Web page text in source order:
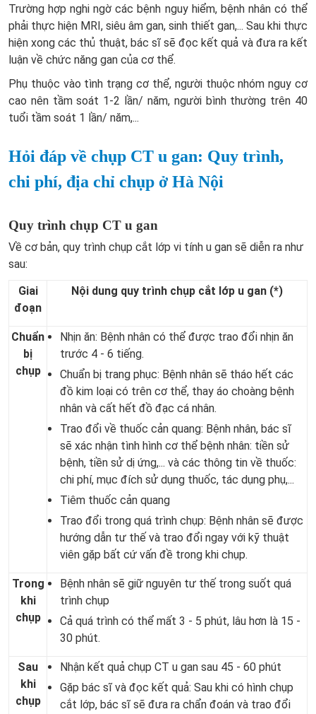
Trường hợp nghi ngờ các bệnh nguy hiểm, bệnh nhân có thể
phải thực hiện MRI, siêu âm gan, sinh thiết gan,... Sau khi thực
hiện xong các thủ thuật, bác sĩ sẽ đọc kết quả và đưa ra kết
luận về chức năng gan của cơ thể.
Phụ thuộc vào tình trạng cơ thể, người thuộc nhóm nguy cơ
cao nên tầm soát 1-2 lần/ năm, người bình thường trên 40
tuổi tầm soát 1 lần/ năm,...
Hỏi đáp về chụp CT u gan: Quy trình,
chi phí, địa chỉ chụp ở Hà Nội
Quy trình chụp CT u gan
Về cơ bản, quy trình chụp cắt lớp vi tính u gan sẽ diễn ra như
sau:
Giai
đoạn
Nội dung quy trình chụp cắt lớp u gan (*)
Chuẩn
bị
chụp
Nhịn ăn: Bệnh nhân có thể được trao đổi nhịn ăn
trước 4 - 6 tiếng.
Chuẩn bị trang phục: Bệnh nhân sẽ tháo hết các
đồ kim loại có trên cơ thể, thay áo choàng bệnh
nhân và cất hết đồ đạc cá nhân.
Trao đổi về thuốc cản quang: Bệnh nhân, bác sĩ
sẽ xác nhận tình hình cơ thể bệnh nhân: tiền sử
bệnh, tiền sử dị ứng,... và các thông tin về thuốc:
chi phí, mục đích sử dụng thuốc, tác dụng phụ,...
Tiêm thuốc cản quang
Trao đổi trong quá trình chụp: Bệnh nhân sẽ được
hướng dẫn tư thế và trao đổi ngay với kỹ thuật
viên gặp bất cứ vấn đề trong khi chụp.
Trong
khi
chụp
Bệnh nhân sẽ giữ nguyên tư thế trong suốt quá
trình chụp
Cả quá trình có thể mất 3 - 5 phút, lâu hơn là 15 -
30 phút.
Sau
khi
chụp
Nhận kết quả chụp CT u gan sau 45 - 60 phút
Gặp bác sĩ và đọc kết quả: Sau khi có hình chụp
cắt lớp, bác sĩ sẽ đưa ra chẩn đoán và trao đổi